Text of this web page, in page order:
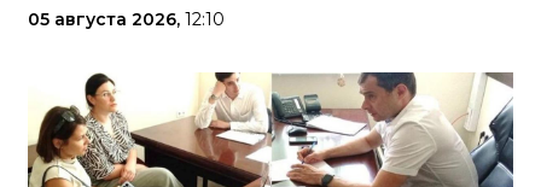
05 августа 2026, 12:10